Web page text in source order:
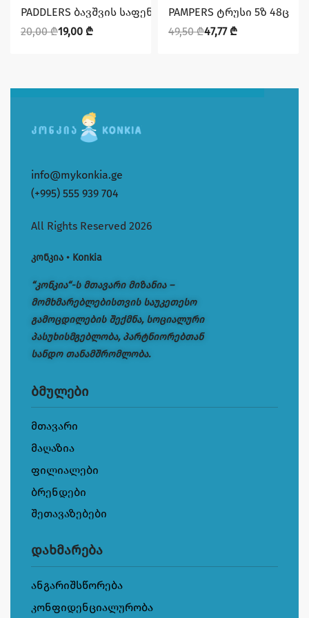
PADDLERS ბავშვის საფენი N4 (8-19) 60ც
20,00₾19,00 ₾
PAMPERS ტრუსი 5ზ 48ც
49,50₾47,77 ₾
info@mykonkia.ge
(+995) 555 939 704
All Rights Reserved 2026
კონკია • Konkia
“კონკია“-ს მთავარი მიზანია –
მომხმარებლებისთვის საუკეთესო
გამოცდილების შექმნა, სოციალური
პასუხისმგებლობა, პარტნიორებთან
სანდო თანამშრომლობა.
ბმულები
მთავარი
მაღაზია
ფილიალები
ბრენდები
შეთავაზებები
დახმარება
ანგარიშსწორება
კონფიდენციალურობა